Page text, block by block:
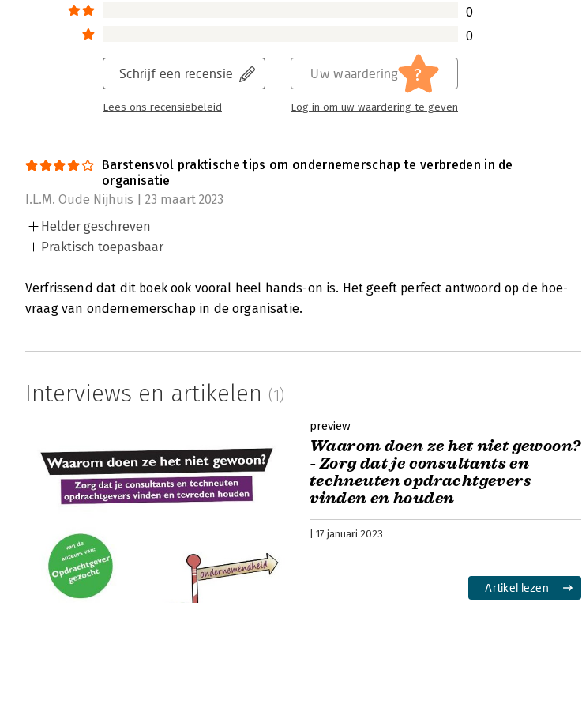
0
0
Schrijf een recensie
Lees ons recensiebeleid
Uw waardering ?
Log in om uw waardering te geven
Barstensvol praktische tips om ondernemerschap te verbreden in de
organisatie
I.L.M. Oude Nijhuis | 23 maart 2023
Helder geschreven
Praktisch toepasbaar
Verfrissend dat dit boek ook vooral heel hands-on is. Het geeft perfect antwoord op de hoe-
vraag van ondernemerschap in de organisatie.
Interviews en artikelen (1)
preview
Waarom doen ze het niet gewoon?
- Zorg dat je consultants en
techneuten opdrachtgevers
vinden en houden
17 januari 2023
Artikel lezen